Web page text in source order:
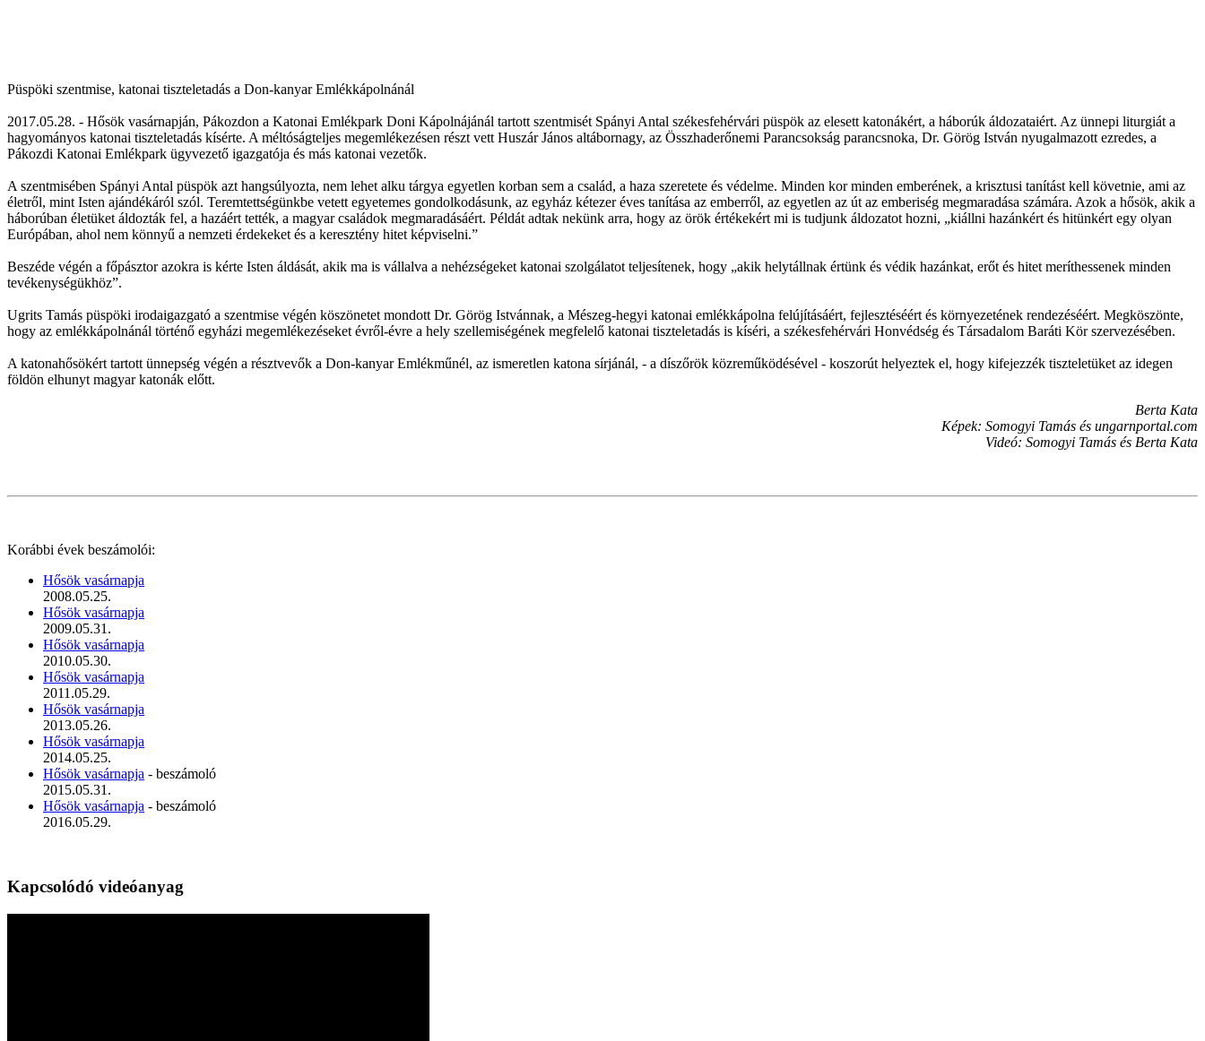
Püspöki szentmise, katonai tiszteletadás a Don-kanyar Emlékkápolnánál
2017.05.28. - Hősök vasárnapján, Pákozdon a Katonai Emlékpark Doni Kápolnájánál tartott szentmisét Spányi Antal székesfehérvári püspök az elesett katonákért, a háborúk áldozataiért. Az ünnepi liturgiát a
hagyományos katonai tiszteletadás kísérte. A méltóságteljes megemlékezésen részt vett Huszár János altábornagy, az Összhaderőnemi Parancsokság parancsnoka, Dr. Görög István nyugalmazott ezredes, a
Pákozdi Katonai Emlékpark ügyvezető igazgatója és más katonai vezetők.
A szentmisében Spányi Antal püspök azt hangsúlyozta, nem lehet alku tárgya egyetlen korban sem a család, a haza szeretete és védelme. Minden kor minden emberének, a krisztusi tanítást kell követnie, ami az
életről, mint Isten ajándékáról szól. Teremtettségünkbe vetett egyetemes gondolkodásunk, az egyház kétezer éves tanítása az emberről, az egyetlen az út az emberiség megmaradása számára. Azok a hősök, akik a
háborúban életüket áldozták fel, a hazáért tették, a magyar családok megmaradásáért. Példát adtak nekünk arra, hogy az örök értékekért mi is tudjunk áldozatot hozni, „kiállni hazánkért és hitünkért egy olyan
Európában, ahol nem könnyű a nemzeti érdekeket és a keresztény hitet képviselni.”
Beszéde végén a főpásztor azokra is kérte Isten áldását, akik ma is vállalva a nehézségeket katonai szolgálatot teljesítenek, hogy „akik helytállnak értünk és védik hazánkat, erőt és hitet meríthessenek minden
tevékenységükhöz”.
Ugrits Tamás püspöki irodaigazgató a szentmise végén köszönetet mondott Dr. Görög Istvánnak, a Mészeg-hegyi katonai emlékkápolna felújításáért, fejlesztéséért és környezetének rendezéséért. Megköszönte,
hogy az emlékkápolnánál történő egyházi megemlékezéseket évről-évre a hely szellemiségének megfelelő katonai tiszteletadás is kíséri, a székesfehérvári Honvédség és Társadalom Baráti Kör szervezésében.
A katonahősökért tartott ünnepség végén a résztvevők a Don-kanyar Emlékműnél, az ismeretlen katona sírjánál, - a díszőrök közreműködésével - koszorút helyeztek el, hogy kifejezzék tiszteletüket az idegen
földön elhunyt magyar katonák előtt.
Berta Kata
Képek: Somogyi Tamás és ungarnportal.com
Videó: Somogyi Tamás és Berta Kata
Korábbi évek beszámolói:
Hősök vasárnapja
2008.05.25.
Hősök vasárnapja
2009.05.31.
Hősök vasárnapja
2010.05.30.
Hősök vasárnapja
2011.05.29.
Hősök vasárnapja
2013.05.26.
Hősök vasárnapja
2014.05.25.
Hősök vasárnapja - beszámoló
2015.05.31.
Hősök vasárnapja - beszámoló
2016.05.29.
Kapcsolódó videóanyag